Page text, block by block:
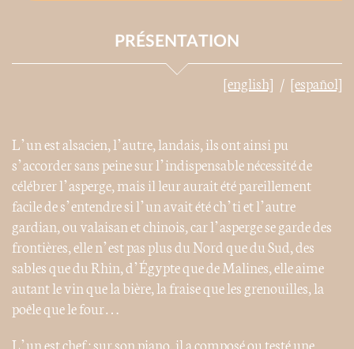
PRÉSENTATION
[english] [español]
L’un est alsacien, l’autre, landais, ils ont ainsi pu
s’accorder sans peine sur l’indispensable nécessité de
célébrer l’asperge, mais il leur aurait été pareillement
facile de s’entendre si l’un avait été ch’ti et l’autre
gardian, ou valaisan et chinois, car l’asperge se garde des
frontières, elle n’est pas plus du Nord que du Sud, des
sables que du Rhin, d’Égypte que de Malines, elle aime
autant le vin que la bière, la fraise que les grenouilles, la
poêle que le four…
L’un est chef : sur son piano, il a composé ou testé une